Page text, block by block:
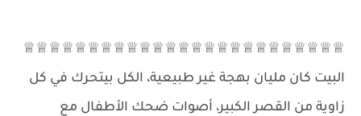
♕♕♕♕♕♕♕♕♕♕♕♕♕♕♕♕♕♕♕♕♕♕♕♕♕
البيت كان مليان بهجة غير طبيعية، الكل بيتحرك في كل
زاوية من القصر الكبير، أصوات ضحك الأطفال مع